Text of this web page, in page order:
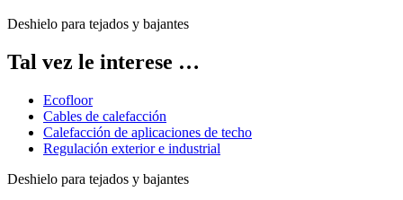
Deshielo para tejados y bajantes
Tal vez le interese …
Ecofloor
Cables de calefacción
Calefacción de aplicaciones de techo
Regulación exterior e industrial
Deshielo para tejados y bajantes